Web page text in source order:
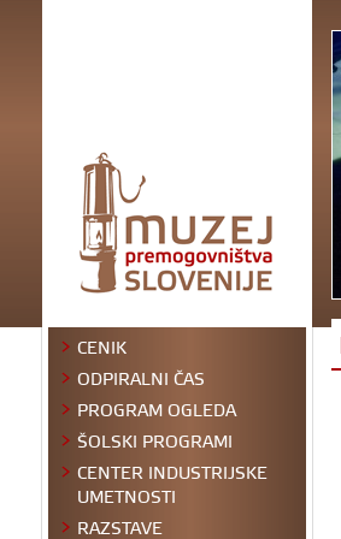
CENIK
ODPIRALNI ČAS
PROGRAM OGLEDA
ŠOLSKI PROGRAMI
CENTER INDUSTRIJSKE
UMETNOSTI
RAZSTAVE